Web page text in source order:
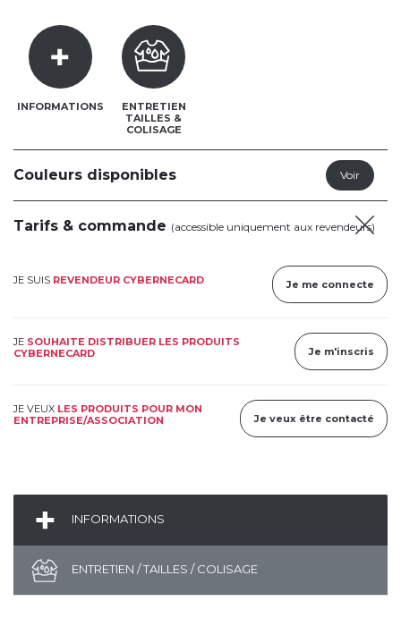
INFORMATIONS
ENTRETIEN
TAILLES &
COLISAGE
Couleurs disponibles
Tarifs & commande (accessible uniquement aux revendeurs)
JE SUIS REVENDEUR CYBERNECARD Je me connecte
JE SOUHAITE DISTRIBUER LES PRODUITS
CYBERNECARD
Je m'inscris
JE VEUX LES PRODUITS POUR MON
ENTREPRISE/ASSOCIATION
Je veux être contacté
INFORMATIONS
ENTRETIEN / TAILLES / COLISAGE